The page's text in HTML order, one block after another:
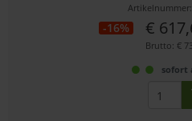
Artikelnummer:
-16% €
Brutto: €
sofort